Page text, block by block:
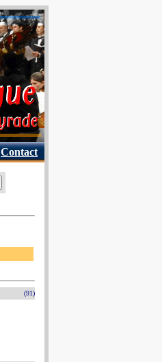
Contact
(91)